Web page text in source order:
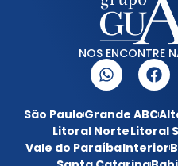
NOS ENCONTRE
São PauloGrande ABC
Litoral NorteLitoral
Vale do ParaíbaInterior